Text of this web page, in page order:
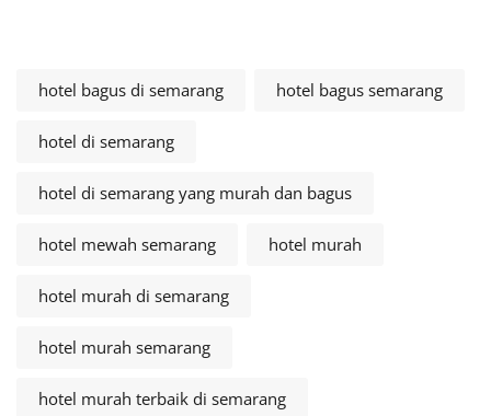
hotel bagus di semarang hotel bagus semarang
hotel di semarang
hotel di semarang yang murah dan bagus
hotel mewah semarang hotel murah
hotel murah di semarang
hotel murah semarang
hotel murah terbaik di semarang